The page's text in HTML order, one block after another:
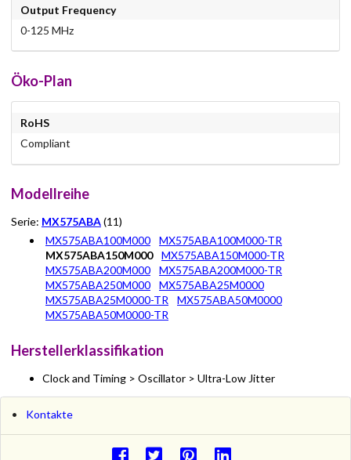
Output Frequency
0-125 MHz
Öko-Plan
RoHS
Compliant
Modellreihe
Serie: MX575ABA(11)
MX575ABA100M000
MX575ABA100M000-TR
MX575ABA150M000
MX575ABA150M000-TR
MX575ABA200M000
MX575ABA200M000-TR
MX575ABA250M000
MX575ABA25M0000
MX575ABA25M0000-TR
MX575ABA50M0000
MX575ABA50M0000-TR
Herstellerklassifikation
Clock and Timing > Oscillator > Ultra-Low Jitter
Kontakte